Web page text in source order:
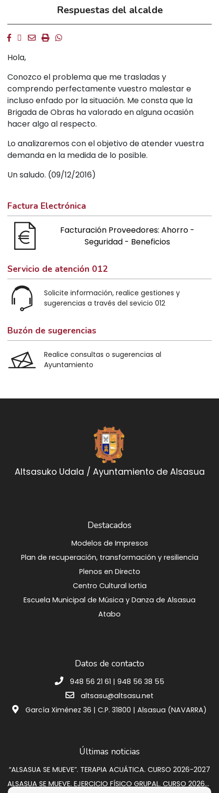
Respuestas del alcalde
Facebook
Twitter
EmailImprimirWhatsapp
Hola,
Conozco el problema que me trasladas y
comprendo perfectamente vuestro malestar e
incluso enfado por la situación. Me consta que la
Brigada de Obras ha valorado en alguna ocasión
hacer algo al respecto.
Lo analizaremos con el objetivo de atender vuestra
demanda en la medida de lo posible.
Un saludo. (09/12/2016)
Factura Electrónica
Facturación Proveedores: Ahorro -
Seguridad - Beneficios
Servicio de atención 012
Solicite información, realice gestiones y
sugerencias a través del sevicio 012
Buzón de sugerencias
Realice consultas o sugerencias al
Ayuntamiento
Altsasuko Udala / Ayuntamiento de Alsasua
Destacados
Modelos de Impresos
Plan de recuperación, transformación y resiliencia
Plenos en Directo
Centro Cultural Iortia
Escuela Municipal de Música y Danza de Alsasua
Atabo
Datos de contacto
948 56 21 61 | 948 56 38 55
altsasu@altsasu.net
García Ximénez 36 | C.P. 31800 | Alsasua (NAVARRA)
Últimas noticias
“ALSASUA SE MUEVE”. TERAPIA ACUÁTICA. CURSO 2026-2027
ALSASUA SE MUEVE. EJERCICIO FÍSICO GRUPAL. CURSO 2026-2027